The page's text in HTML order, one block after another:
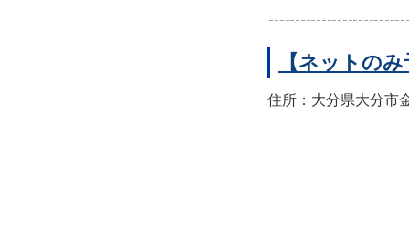
【ネットの
住所：大分県大分市